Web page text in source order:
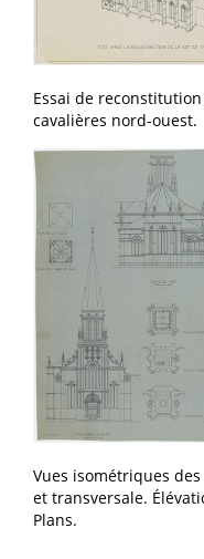
Essai de
cavalières nord-ouest.
Vues isométriques
et transversale.
Plans.